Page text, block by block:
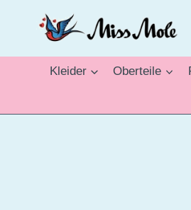
Kleider Oberteile